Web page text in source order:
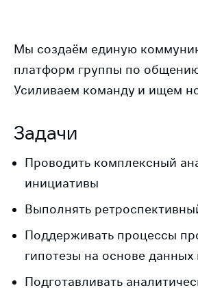
Мы создаём единую
платформ группы по
Усиливаем команду и ищем
Задачи
Проводить комплексный
инициативы
Выполнять
Поддерживать процессы
гипотезы на основе
Подготавливать